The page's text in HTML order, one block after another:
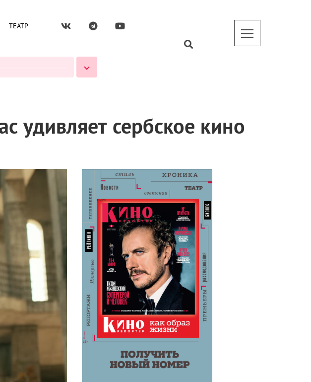
ТЕАТР
удивляет сербское кино